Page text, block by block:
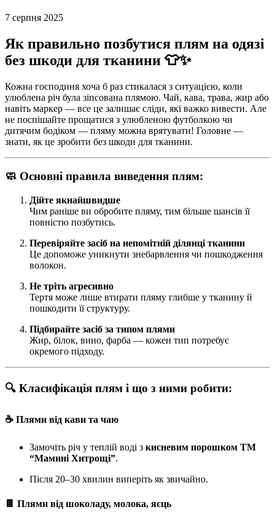
7 серпня 2025
Як правильно позбутися плям на одязі
без шкоди для тканини 👕✨
Кожна господиня хоча б раз стикалася з ситуацією, коли
улюблена річ була зіпсована плямою. Чай, кава, трава, жир або
навіть маркер — все це залишає сліди, які важко вивести. Але
не поспішайте прощатися з улюбленою футболкою чи
дитячим бодіком — пляму можна врятувати! Головне —
знати, як це зробити без шкоди для тканини.
🧼 Основні правила виведення плям:
Дійте якнайшвидше
Чим раніше ви обробите пляму, тим більше шансів її
повністю позбутись.
Перевіряйте засіб на непомітній ділянці тканини
Це допоможе уникнути знебарвлення чи пошкодження
волокон.
Не тріть агресивно
Тертя може лише втирати пляму глибше у тканину й
пошкодити її структуру.
Підбирайте засіб за типом плями
Жир, білок, вино, фарба — кожен тип потребує
окремого підходу.
🔍 Класифікація плям і що з ними робити:
☕ Плями від кави та чаю
Замочіть річ у теплій воді з кисневим порошком ТМ
“Мамині Хитрощі”.
Після 20–30 хвилин виперіть як звичайно.
🍫 Плями від шоколаду, молока, яєць